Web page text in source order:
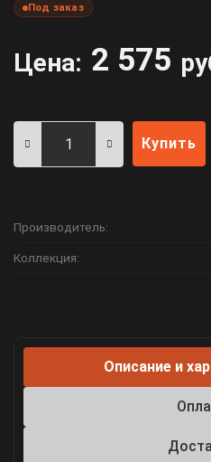
Под заказ
Цена: 2 575
Купить
Производитель:
Коллекция:
Описание и